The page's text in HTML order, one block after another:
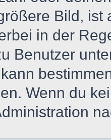
Bild, ist
in der
Benutzer
Wenn du